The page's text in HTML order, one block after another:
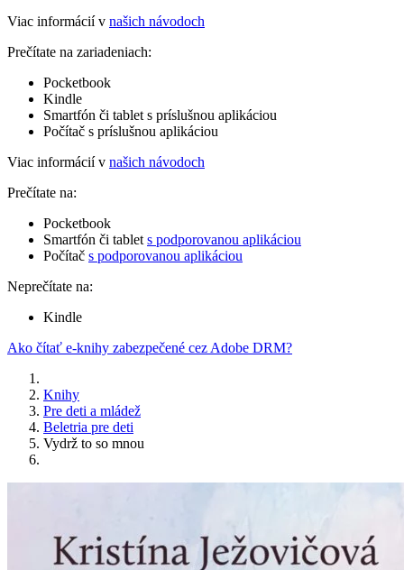
Viac informácií v našich návodoch
Prečítate na zariadeniach:
Pocketbook
Kindle
Smartfón či tablet s príslušnou aplikáciou
Počítač s príslušnou aplikáciou
Viac informácií v našich návodoch
Prečítate na:
Pocketbook
Smartfón či tablet s podporovanou aplikáciou
Počítač s podporovanou aplikáciou
Neprečítate na:
Kindle
Ako čítať e-knihy zabezpečené cez Adobe DRM?
Knihy
Pre deti a mládež
Beletria pre deti
Vydrž to so mnou